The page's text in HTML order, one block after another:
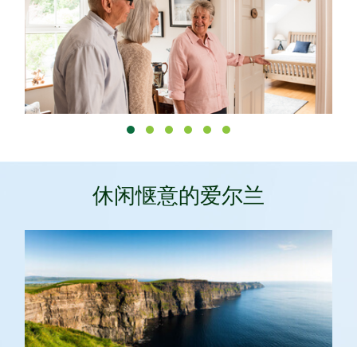
休闲惬意的爱尔兰